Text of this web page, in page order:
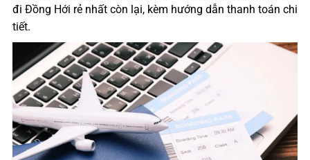
đi Đồng Hới rẻ nhất còn lại, kèm hướng dẫn thanh toán chi
tiết.